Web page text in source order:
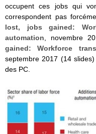
occupent ces jobs qui
correspondent pas
lost, jobs gained:
automation , novembre
gained: Workforce
septembre 2017 (14 slides)
des PC.